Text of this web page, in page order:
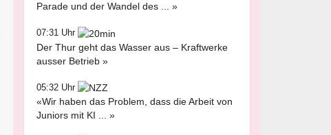
Parade und der Wandel des ... »
07:31 Uhr
Der Thur geht das Wasser aus – Kraftwerke
ausser Betrieb »
05:32 Uhr
«Wir haben das Problem, dass die Arbeit von
Juniors mit KI ... »